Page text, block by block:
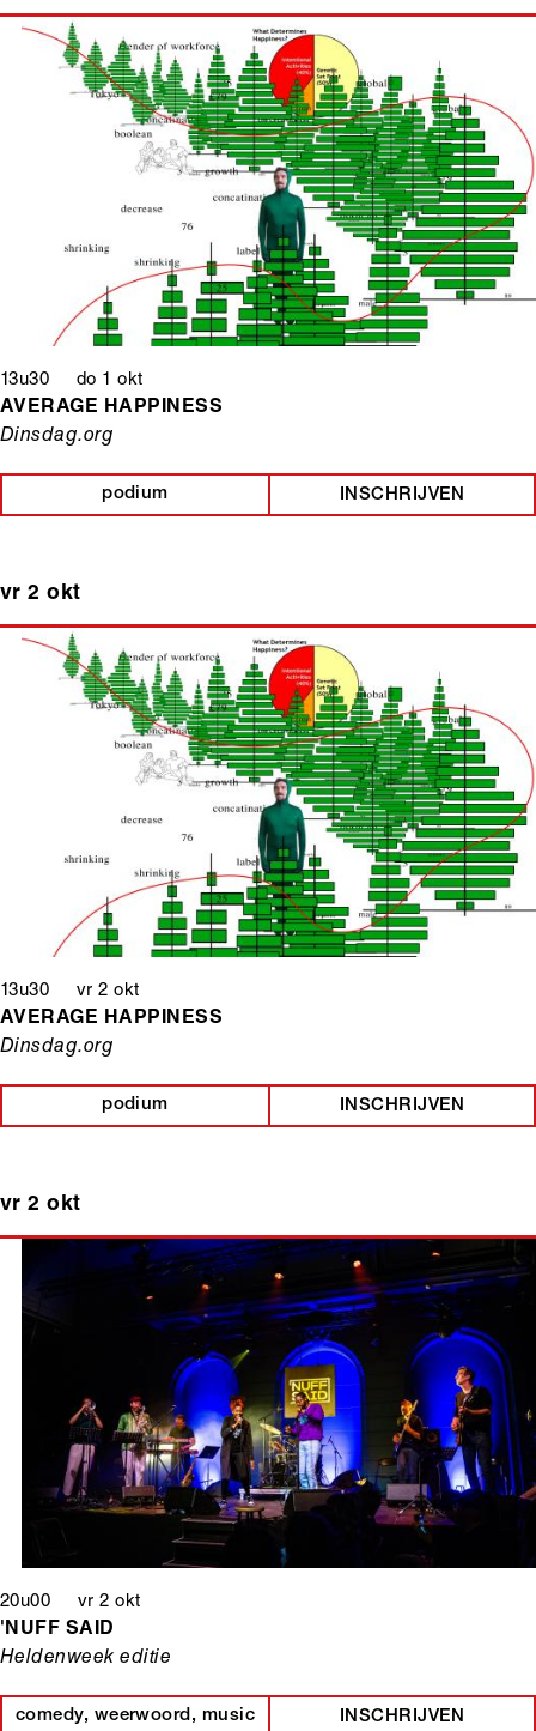
13u30 do 1 okt
AVERAGE HAPPINESS
Dinsdag.org
podium INSCHRIJVEN
vr 2 okt
13u30 vr 2 okt
AVERAGE HAPPINESS
Dinsdag.org
podium INSCHRIJVEN
vr 2 okt
20u00 vr 2 okt
'NUFF SAID
Heldenweek editie
comedy, weerwoord, music INSCHRIJVEN